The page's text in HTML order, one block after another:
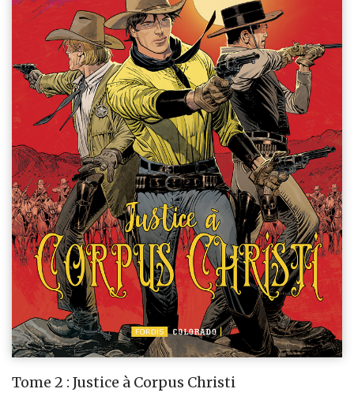
Tome 2 : Justice à Corpus Christi